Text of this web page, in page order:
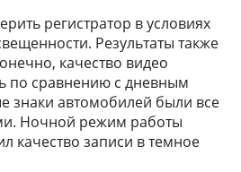
регистратор в условиях
Результаты также
качество видео
по сравнению с дневным
знаки автомобилей были все
Ночной режим работы
качество записи в темное